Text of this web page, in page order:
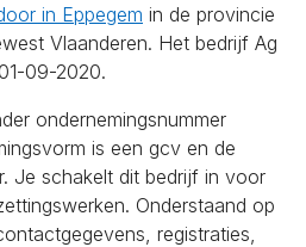
in Eppegem in de provincie
Vlaanderen. Het bedrijf Ag
09-2020.
ondernemingsnummer
is een gcv en de
Je schakelt dit bedrijf in voor
Onderstaand op
registraties,